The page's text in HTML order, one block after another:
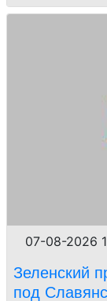
07-08-2026
Зеленский
под